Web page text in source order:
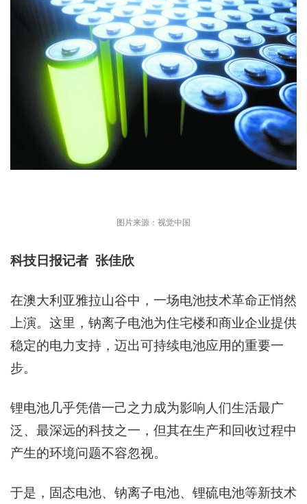
图片来源：视觉中国
科技日报记者 张佳欣
在澳大利亚雅拉山谷中，一场电池技术革命正悄然
上演。这里，钠离子电池为住宅楼和商业企业提供
稳定的电力支持，迈出可持续电池应用的重要一
步。
锂电池几乎凭借一己之力成为影响人们生活最广
泛、最深远的科技之一，但其在生产和回收过程中
产生的环境问题不容忽视。
于是，固态电池、钠离子电池、锂硫电池等新技术